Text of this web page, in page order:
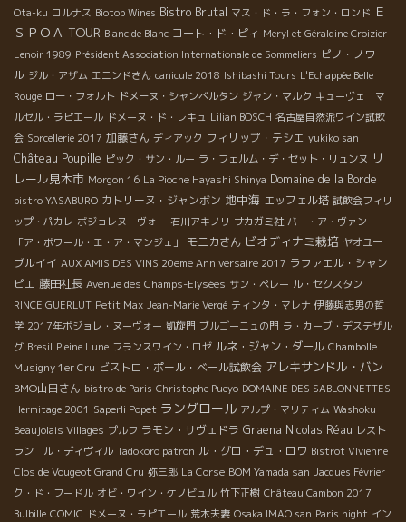
Ota-ku コルナス Biotop Wines Bistro Brutal マス・ド・ラ・フォン・ロンド Ｅ
ＳＰＯＡ TOUR Blanc de Blanc コート・ド・ピィ Meryl et Géraldine Croizier
Lenoir 1989 Président Association Internationale de Sommeliers ピノ・ノワー
ル ジル・アザム エニンドさん canicule 2018 Ishibashi Tours L'Echappée Belle
Rouge ロー・フォルト ドメーヌ・シャンベルタン ジャン・マルク キューヴェ マ
ルセル・ラピエール ドメーヌ・ド・レキュ Lilian BOSCH 名古屋自然派ワイン試飲
会 Sorcellerie 2017 加藤さん ディアック フィリップ・テシエ yukiko san
Château Poupille ピック・サン・ルー ラ・フェルム・デ・セット・リュンヌ リ
レール見本市 Morgon 16 La Pioche Hayashi Shinya Domaine de la Borde
bistro YASABURO カトリーヌ・ジャンボン 地中海 エッフェル塔 試飲会フィリ
ップ・パカレ ボジョレヌーヴォー 石川アキノリ サカガミ社 バー・ア・ヴァン
「ア・ボワール・エ・ア・マンジェ」
モニカさん ビオディナミ栽培 ヤオユー
ブルイイ AUX AMIS DES VINS 20eme Anniversaire 2017 ラファエル・シャン
ピエ 藤田社長 Avenue des Champs-Elysées サン・ペレー ル・セクスタン
RINCE GUERLUT Petit Max Jean-Marie Vergé ティンタ・マレナ 伊藤與志男の哲
学 2017年ボジョレ・ヌーヴォー 凱旋門 ブルゴーニュの門 ラ・カーブ・デステザル
グ Bresil Pleine Lune フランスワイン・ロゼ ルネ・ジャン・ダール Chambolle
Musigny 1er Cru ビストロ・ポール・ベール試飲会 アレキサンドル・バン
BMO山田さん bistro de Paris Christophe Pueyo DOMAINE DES SABLONNETTES
Hermitage 2001 Saperli Popet ラングロール アルプ・マリティム Washoku
Beaujolais Villages プルフ ラモン・サヴェドラ Graena Nicolas Réau レスト
ラン ル・ディヴィル Tadokoro patron ル・グロ・デュ・ロワ Bistrot VIvienne
Clos de Vougeot Grand Cru 弥三郎 La Corse BOM Yamada san Jacques Février
ク・ド・フードル オビ・ワイン・ケノビュル 竹下正樹 Château Cambon 2017
Bulbille COMIC ドメーヌ・ラピエール 荒木夫妻 Osaka IMAO san Paris night イン